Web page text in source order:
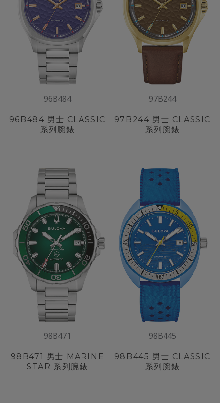
96B484
96B484 男士 CLASSIC
系列腕錶
97B244
97B244 男士 CLASSIC
系列腕錶
98B471
98B471 男士 MARINE
STAR 系列腕錶
98B445
98B445 男士 CLASSIC
系列腕錶